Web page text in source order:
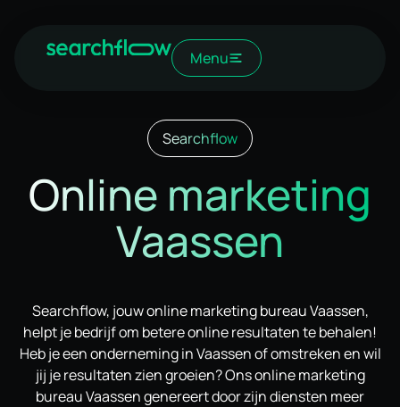
Menu
Searchflow
Online marketing
Vaassen
Searchflow, jouw online marketing bureau Vaassen,
helpt je bedrijf om betere online resultaten te behalen!
Heb je een onderneming in Vaassen of omstreken en wil
jij je resultaten zien groeien? Ons online marketing
bureau Vaassen genereert door zijn diensten meer